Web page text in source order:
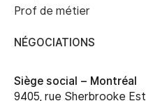
Prof de métier
NÉGOCIATIONS
Siège social – Montréal
9405, rue Sherbrooke Est